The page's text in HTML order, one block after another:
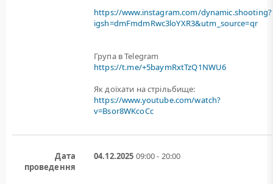
https://www.instagram.com/dynamic.shooting?
igsh=dmFmdmRwc3loYXR3&utm_source=qr
Група в Telegram
https://t.me/+5baymRxtTzQ1NWU6
Як доїхати на стрільбище:
https://www.youtube.com/watch?
v=Bsor8WKcoCc
Дата
проведення
04.12.2025 09:00 - 20:00